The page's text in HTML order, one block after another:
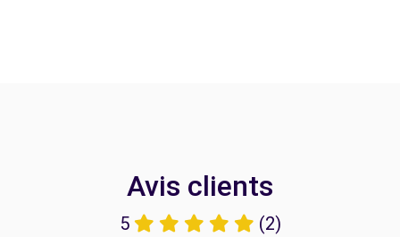
Avis clients
5 (2)